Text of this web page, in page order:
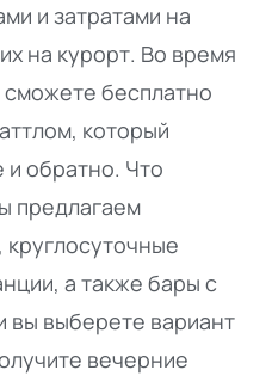
и затратами на
на курорт. Во время
бесплатно
который
и обратно. Что
предлагаем
круглосуточные
а также бары с
вы выберете вариант
вечерние